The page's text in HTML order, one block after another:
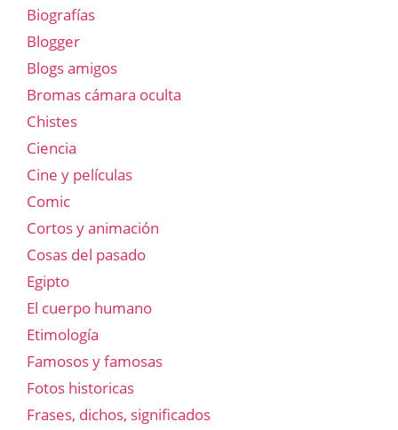
Biografías
Blogger
Blogs amigos
Bromas cámara oculta
Chistes
Ciencia
Cine y películas
Comic
Cortos y animación
Cosas del pasado
Egipto
El cuerpo humano
Etimología
Famosos y famosas
Fotos historicas
Frases, dichos, significados